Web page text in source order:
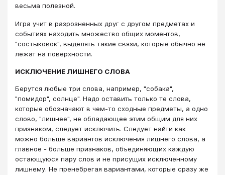
весьма полезной.
Игра учит в разрозненных друг с другом предметах и
событиях находить множество общих моментов,
"состыковок", выделять такие связи, которые обычно не
лежат на поверхности.
ИСКЛЮЧЕНИЕ ЛИШНЕГО СЛОВА
Берутся любые три слова, например, "собака",
"помидор", солнце". Надо оставить только те слова,
которые обозначают в чем-то сходные предметы, а одно
слово, "лишнее", не обладающее этим общим для них
признаком, следует исключить. Следует найти как
можно больше вариантов исключения лишнего слова, а
главное - больше признаков, объединяющих каждую
остающуюся пару слов и не присущих исключенному
лишнему. Не пренебрегая вариантами, которые сразу же